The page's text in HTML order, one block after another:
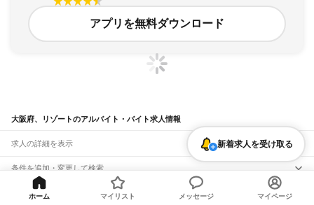
アプリを無料ダウンロード
大阪府、リゾートのアルバイト・バイト求人情報
求人の詳細を表示
条件を追加・変更して検索
市区町村を追加・変更
関連キーワード
新着求人を受け取る
ホーム マイリスト メッセージ マイページ